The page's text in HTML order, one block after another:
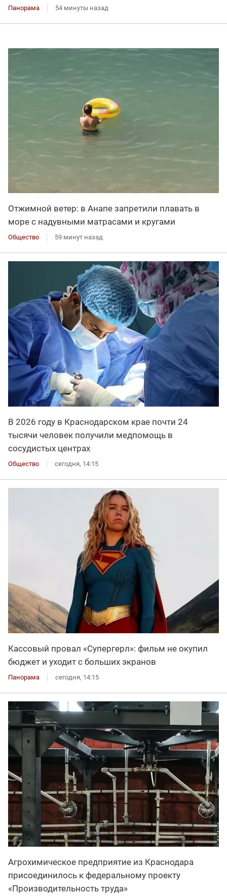
Панорама 54 минуты назад
Отжимной ветер: в Анапе запретили плавать в
море с надувными матрасами и кругами
Общество 59 минут назад
В 2026 году в Краснодарском крае почти 24
тысячи человек получили медпомощь в
сосудистых центрах
Общество сегодня, 14:15
Кассовый провал «Супергерл»: фильм не окупил
бюджет и уходит с больших экранов
Панорама сегодня, 14:15
Агрохимическое предприятие из Краснодара
присоединилось к федеральному проекту
«Производительность труда»